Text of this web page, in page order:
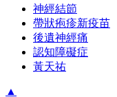
神經結節
帶狀疱疹新疫苗
後遺神經痛
認知障礙症
黃天祐
▲